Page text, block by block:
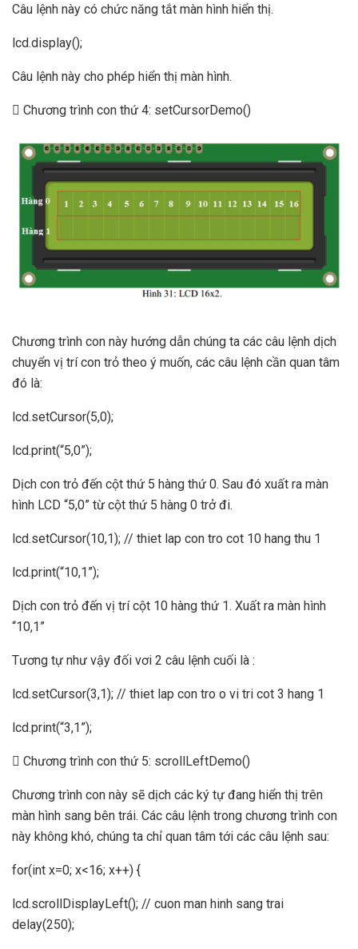
Câu lệnh này có chức năng tắt màn hình hiển thị.
lcd.display();
Câu lệnh này cho phép hiển thị màn hình.
 Chương trình con thứ 4: setCursorDemo()
Chương trình con này hướng dẫn chúng ta các câu lệnh dịch
chuyển vị trí con trỏ theo ý muốn, các câu lệnh cần quan tâm
đó là:
lcd.setCursor(5,0);
lcd.print(“5,0”);
Dịch con trỏ đến cột thứ 5 hàng thứ 0. Sau đó xuất ra màn
hình LCD “5,0” từ cột thứ 5 hàng 0 trở đi.
lcd.setCursor(10,1); // thiet lap con tro cot 10 hang thu 1
lcd.print(“10,1”);
Dịch con trỏ đến vị trí cột 10 hàng thứ 1. Xuất ra màn hình
“10,1”
Tương tự như vậy đối vơi 2 câu lệnh cuối là :
lcd.setCursor(3,1); // thiet lap con tro o vi tri cot 3 hang 1
lcd.print(“3,1”);
 Chương trình con thứ 5: scrollLeftDemo()
Chương trình con này sẽ dịch các ký tự đang hiển thị trên
màn hình sang bên trái. Các câu lệnh trong chương trình con
này không khó, chúng ta chỉ quan tâm tới các câu lệnh sau:
for(int x=0; x<16; x++) {
lcd.scrollDisplayLeft(); // cuon man hinh sang trai
delay(250);